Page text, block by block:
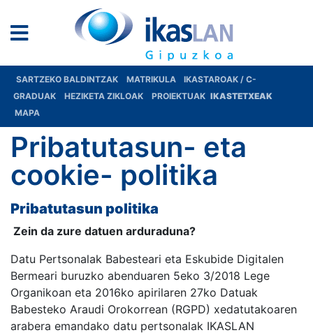
SARTZEKO BALDINTZAK MATRIKULA
IKASTAROAK / C-
GRADUAK
HEZIKETA ZIKLOAK PROIEKTUAK IKASTETXEAK
MAPA
Pribatutasun- eta
cookie- politika
Pribatutasun politika
Zein da zure datuen arduraduna?
Datu Pertsonalak Babesteari eta Eskubide Digitalen
Bermeari buruzko abenduaren 5eko 3/2018 Lege
Organikoan eta 2016ko apirilaren 27ko Datuak
Babesteko Araudi Orokorrean (RGPD) xedatutakoaren
arabera emandako datu pertsonalak IKASLAN